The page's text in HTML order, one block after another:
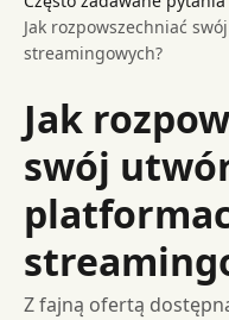
Jak rozpowszechniać
streamingowych?
Jak
swój
Z fajną ofertą